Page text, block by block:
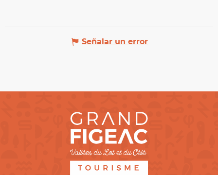
Señalar un error